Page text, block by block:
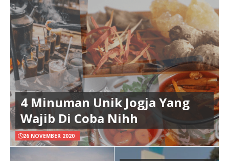
4 Minuman Unik Jogja Yang
Wajib Di Coba Nihh
26 NOVEMBER 2020